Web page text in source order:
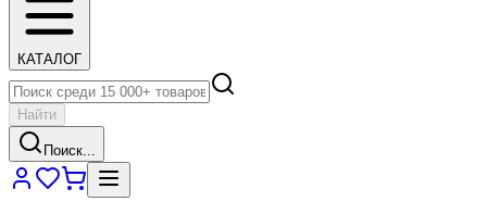
КАТАЛОГ
Найти
Поиск...